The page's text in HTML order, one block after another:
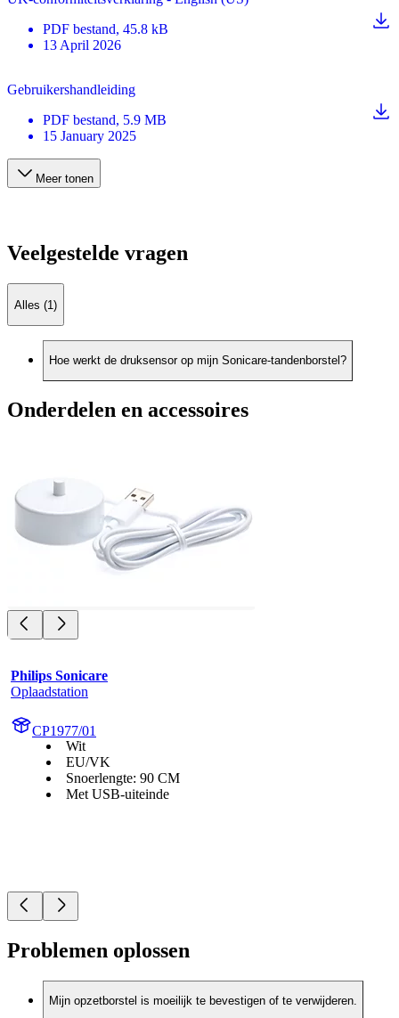
PDF bestand, 45.8 kB
13 April 2026
Gebruikershandleiding
PDF bestand, 5.9 MB
15 January 2025
Meer tonen
Veelgestelde vragen
Alles (1)
Hoe werkt de druksensor op mijn Sonicare-tandenborstel?
Onderdelen en accessoires
Philips Sonicare
Oplaadstation
CP1977/01
Wit
EU/VK
Snoerlengte: 90 CM
Met USB-uiteinde
Problemen oplossen
Mijn opzetborstel is moeilijk te bevestigen of te verwijderen.